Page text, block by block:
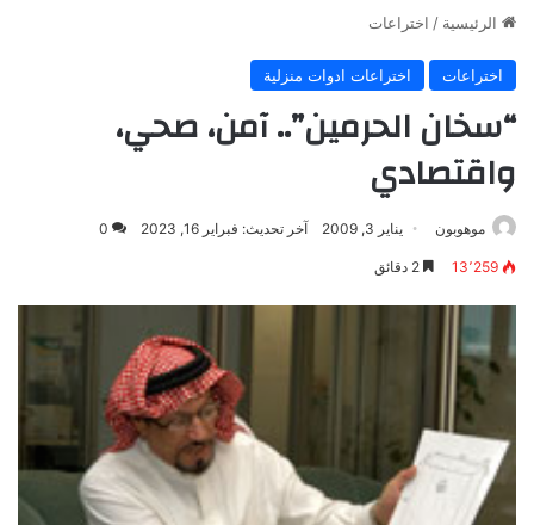
الرئيسية / اختراعات
اختراعات اختراعات ادوات منزلية
“سخان الحرمين”.. آمن، صحي،
واقتصادي
موهوبون يناير 3, 2009 آخر تحديث: فبراير 16, 2023 0
13٬259